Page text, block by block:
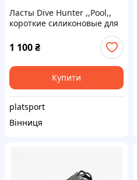
Ласты Dive Hunter ,,Pool,,
короткие силиконовые для
1 100₴
Купити
platsport
Вінниця